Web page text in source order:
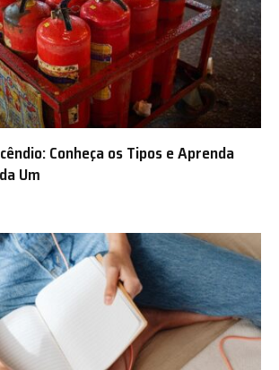
Conheça os Tipos e Aprenda
Um